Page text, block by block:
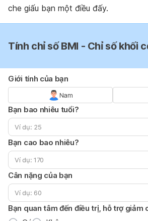
che giấu bạn một điều đấy.
Tính chỉ số BMI - Chỉ số khối
Giới tính của bạn
Nam
Bạn bao nhiêu tuổi?
Bạn cao bao nhiêu?
Cân nặng của bạn
Bạn quan tâm đến điều trị, hỗ trợ giảm